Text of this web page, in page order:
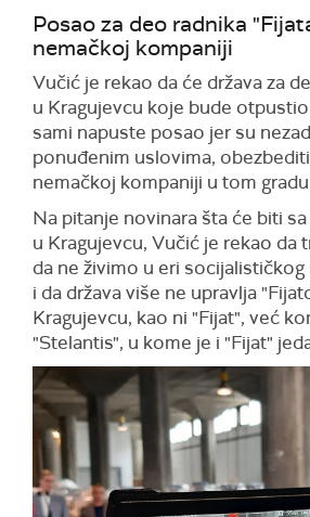
Posao za deo radnika
nemačkoj kompaniji
Vučić je rekao da će država za
u Kragujevcu koje bude
sami napuste posao jer su
ponuđenim uslovima,
nemačkoj kompaniji u tom
Na pitanje novinara šta će biti
u Kragujevcu, Vučić je rekao da
da ne živimo u eri
i da država više ne upravlja
Kragujevcu, kao ni "Fijat", već
"Stelantis", u kome je i "Fijat"